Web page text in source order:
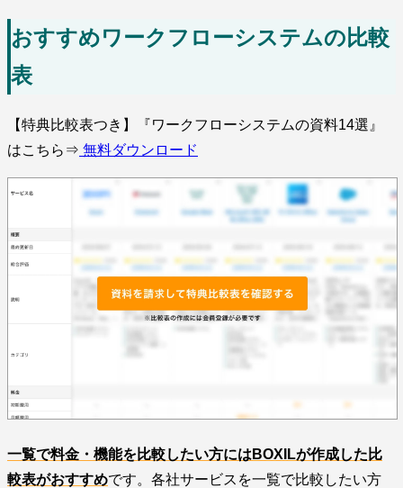
おすすめワークフローシステムの比較
表
【特典比較表つき】『ワークフローシステムの資料14選』
はこちら⇒ 無料ダウンロード
一覧で料金・機能を比較したい方にはBOXILが作成した比
較表がおすすめです。各社サービスを一覧で比較したい方